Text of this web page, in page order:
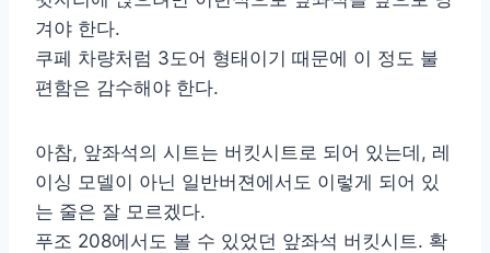
겨야 한다.
쿠페 차량처럼 3도어 형태이기 때문에 이 정도 불
편함은 감수해야 한다.
아참, 앞좌석의 시트는 버킷시트로 되어 있는데, 레
이싱 모델이 아닌 일반버젼에서도 이렇게 되어 있
는 줄은 잘 모르겠다.
푸조 208에서도 볼 수 있었던 앞좌석 버킷시트. 확